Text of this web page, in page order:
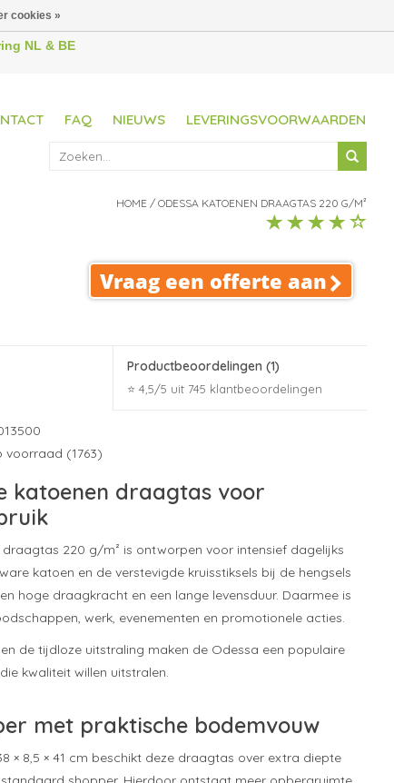
NL & BE
FAQ NIEUWS LEVERINGSVOORWAARDEN
HOME / ODESSA KATOENEN DRAAGTAS 220 G/M²
Vraag een offerte aan
Productbeoordelingen(1)
⭐ 4,5/5 uit 745 klantbeoordelingen
voorraad (1763)
katoenen draagtas voor
220 g/m² is ontworpen voor intensief dagelijks
katoen en de verstevigde kruisstiksels bij de hengsels
hoge draagkracht en een lange levensduur. Daarmee is
werk, evenementen en promotionele acties.
de tijdloze uitstraling maken de Odessa een populaire
kwaliteit willen uitstralen.
met praktische bodemvouw
× 8,5 × 41 cm beschikt deze draagtas over extra diepte
cookies »